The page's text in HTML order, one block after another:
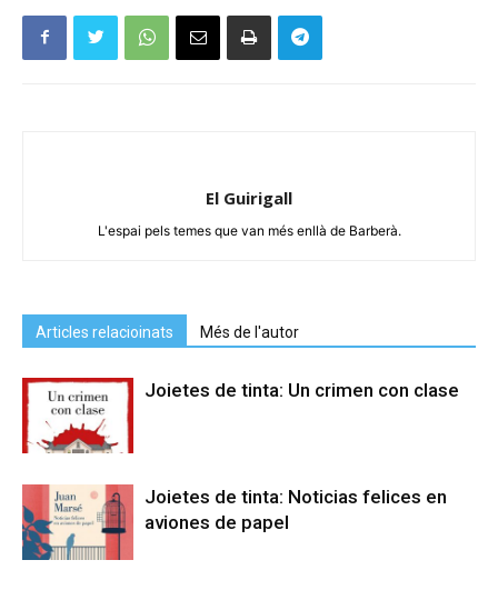
El Guirigall
L'espai pels temes que van més enllà de Barberà.
Articles relacioinats Més de l'autor
Joietes de tinta: Un crimen con clase
Joietes de tinta: Noticias felices en
aviones de papel